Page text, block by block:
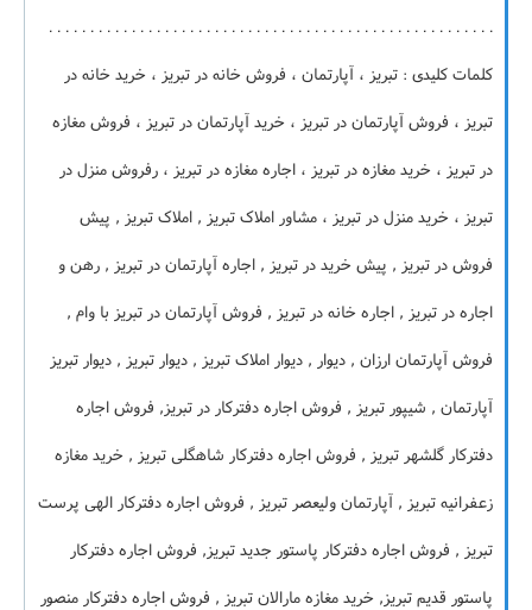
. . . . . . . . . . . . . . . . . . . . . . . . . . . . . . . . . . . . . . . . . . . . . . . . . . . . . .
کلمات کلیدی : تبریز ، آپارتمان ، فروش خانه در تبریز ، خرید خانه در
تبریز ، فروش آپارتمان در تبریز ، خرید آپارتمان در تبریز ، فروش مغازه
در تبریز ، خرید مغازه در تبریز ، اجاره مغازه در تبریز ، رفروش منزل در
تبریز ، خرید منزل در تبریز ، مشاور املاک تبریز , املاک تبریز , پیش
فروش در تبریز , پیش خرید در تبریز , اجاره آپارتمان در تبریز , رهن و
اجاره در تبریز , اجاره خانه در تبریز , فروش آپارتمان در تبریز با وام ,
فروش آپارتمان ارزان , دیوار , دیوار املاک تبریز , دیوار تبریز , دیوار تبریز
آپارتمان , شیپور تبریز , فروش اجاره دفترکار در تبریز, فروش اجاره
دفترکار گلشهر تبریز , فروش اجاره دفترکار شاهگلی تبریز , خرید مغازه
زعفرانیه تبریز , آپارتمان ولیعصر تبریز , فروش اجاره دفترکار الهی پرست
تبریز , فروش اجاره دفترکار پاستور جدید تبریز, فروش اجاره دفترکار
پاستور قدیم تبریز, خرید مغازه مارالان تبریز , فروش اجاره دفترکار منصور